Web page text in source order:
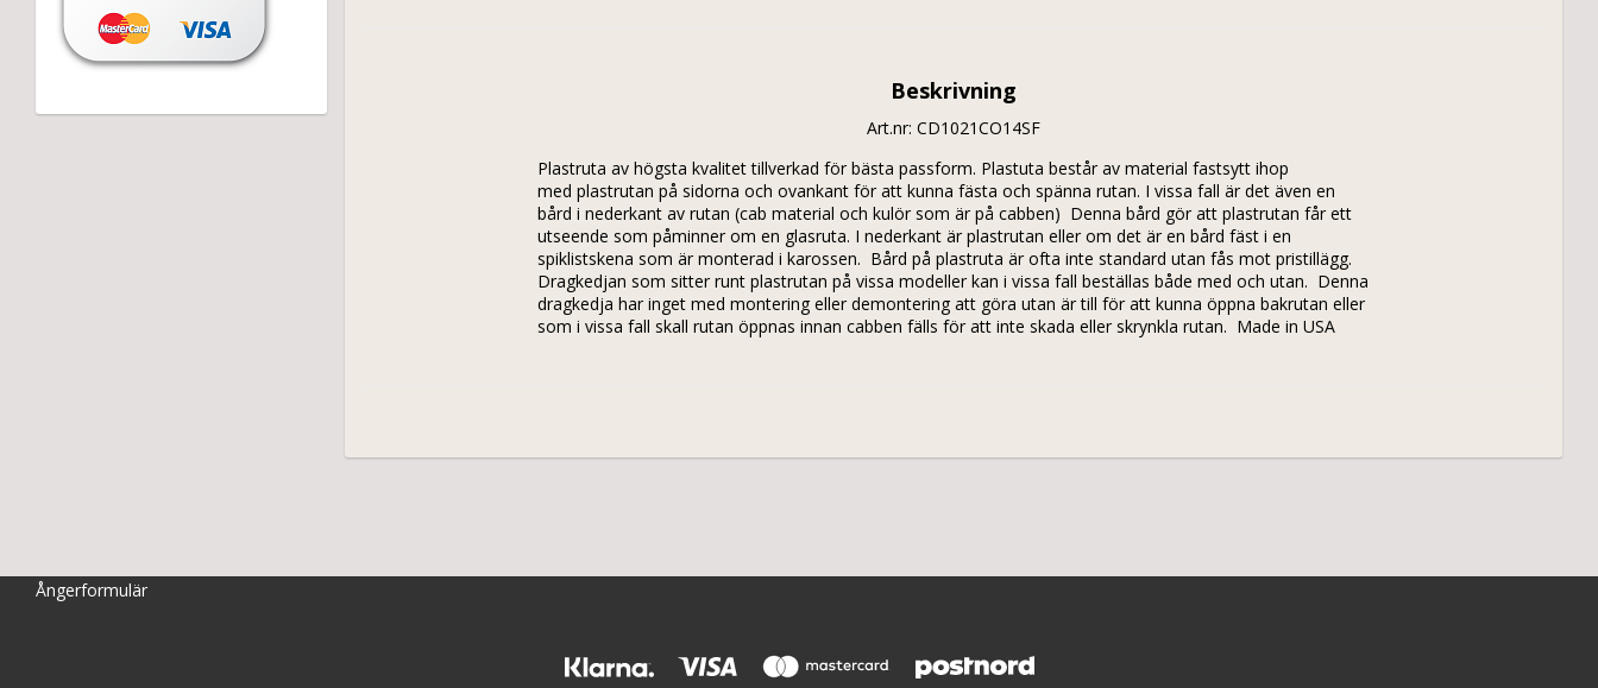
Beskrivning
Art.nr: CD1021CO14SF
Plastruta av högsta kvalitet tillverkad för bästa passform. Plastuta består av material fastsytt ihop
med plastrutan på sidorna och ovankant för att kunna fästa och spänna rutan. I vissa fall är det även en
bård i nederkant av rutan (cab material och kulör som är på cabben)  Denna bård gör att plastrutan får ett
utseende som påminner om en glasruta. I nederkant är plastrutan eller om det är en bård fäst i en
spiklistskena som är monterad i karossen.  Bård på plastruta är ofta inte standard utan fås mot pristillägg.
Dragkedjan som sitter runt plastrutan på vissa modeller kan i vissa fall beställas både med och utan.  Denna
dragkedja har inget med montering eller demontering att göra utan är till för att kunna öppna bakrutan eller
som i vissa fall skall rutan öppnas innan cabben fälls för att inte skada eller skrynkla rutan.  Made in USA
Ångerformulär